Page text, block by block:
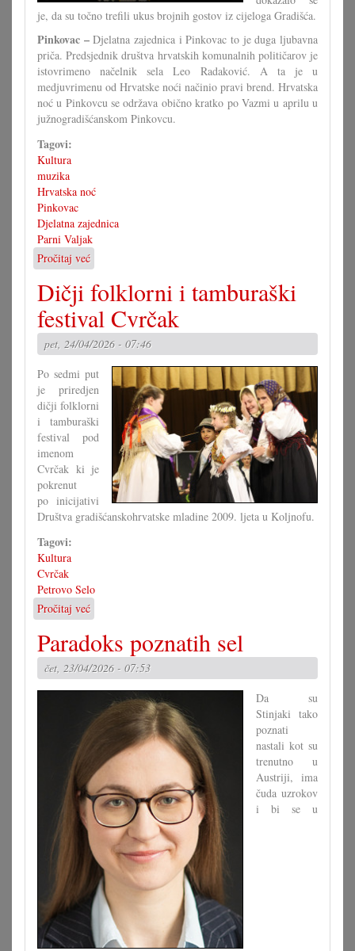
je, da su točno trefili ukus brojnih gostov iz cijeloga Gradišća.
Pinkovac –Djelatna zajednica i Pinkovac to je duga ljubavna
priča. Predsjednik društva hrvatskih komunalnih političarov je
istovrimeno načelnik sela Leo Radaković. A ta je u
medjuvrimenu od Hrvatske noći načinio pravi brend. Hrvatska
noć u Pinkovcu se održava obično kratko po Vazmi u aprilu u
južnogradišćanskom Pinkovcu.
Tagovi:
Kultura
muzika
Hrvatska noć
Pinkovac
Djelatna zajednica
Parni Valjak
Pročitaj već
Parni
valjak
rasprodao
je
opet
Hrvatsku
noć
Dičji folklorni i tamburaški
festival Cvrčak
pet, 24/04/2026 - 07:46
Po sedmi put
je priredjen
dičji folklorni
i tamburaški
festival pod
imenom
Cvrčak ki je
pokrenut
po inicijativi
Društva gradišćanskohrvatske mladine 2009. ljeta u Koljnofu.
Tagovi:
Kultura
Cvrčak
Petrovo Selo
Pročitaj već
Dičji
folklorni
i
tamburaški
festival
Cvrčak
Paradoks poznatih sel
čet, 23/04/2026 - 07:53
Da su
Stinjaki tako
poznati
nastali kot su
trenutno u
Austriji, ima
čuda uzrokov
i bi se u